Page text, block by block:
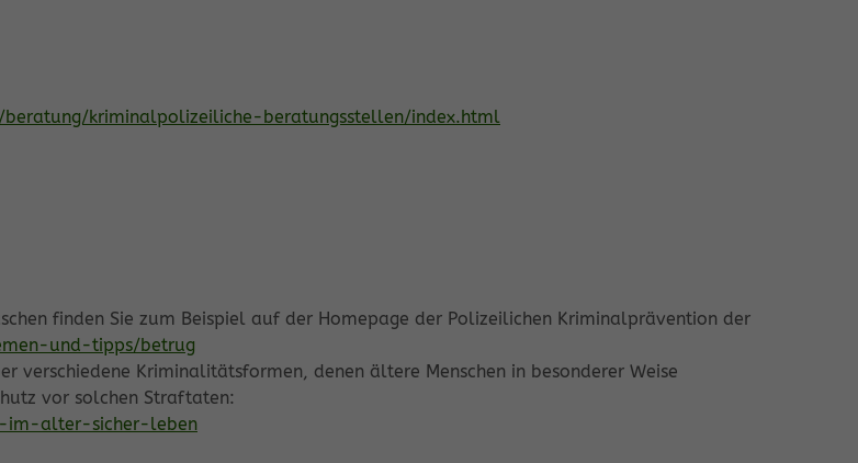
kriminalpolizeiliche-beratungsstellen/index.html
finden Sie zum Beispiel auf der Homepage der Polizeilichen Kriminalprävention der
und-tipps/betrug
verschiedene Kriminalitätsformen, denen ältere Menschen in besonderer Weise
vor solchen Straftaten:
im-alter-sicher-leben